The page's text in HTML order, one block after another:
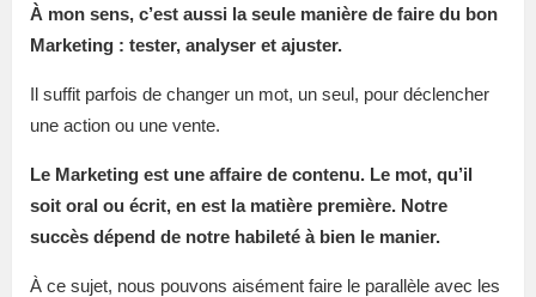
À mon sens, c’est aussi la seule manière de faire du bon
Marketing : tester, analyser et ajuster.
Il suffit parfois de changer un mot, un seul, pour déclencher
une action ou une vente.
Le Marketing est une affaire de contenu. Le mot, qu’il
soit oral ou écrit, en est la matière première. Notre
succès dépend de notre habileté à bien le manier.
À ce sujet, nous pouvons aisément faire le parallèle avec les